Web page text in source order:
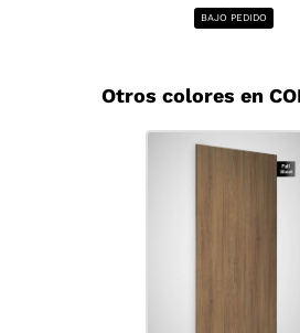
BAJO PEDIDO
Otros colores en